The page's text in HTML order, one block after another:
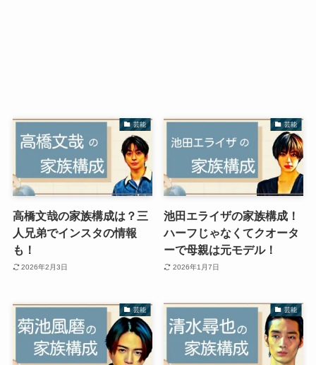
芸能
高橋文哉の家族構成は？三
人兄弟でインスタの情報
も！
2026年2月3日
芸能
池田エライザの家族構成！
ハーフじゃなくてクオータ
ーで母親は元モデル！
2026年1月7日
芸能 芸能